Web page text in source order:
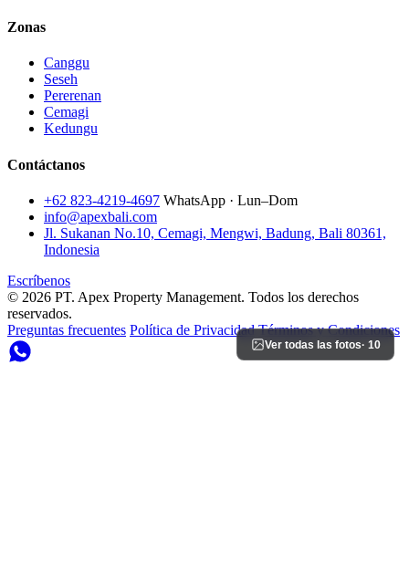
Ver todas las fotos· 10
Zonas
Canggu
Seseh
Pererenan
Cemagi
Kedungu
Contáctanos
+62 823-4219-4697 WhatsApp · Lun–Dom
info@apexbali.com
Jl. Sukanan No.10, Cemagi, Mengwi, Badung, Bali 80361,
Indonesia
Escríbenos
© 2026 PT. Apex Property Management. Todos los derechos
reservados.
Preguntas frecuentes Política de Privacidad Términos y Condiciones